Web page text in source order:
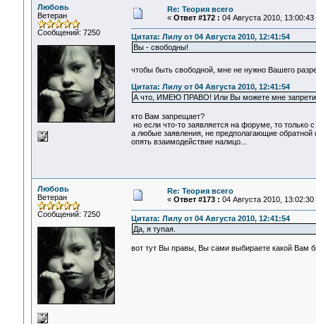
Любовь
Ветеран
Сообщений: 7250
Re: Теория всего
« Ответ #172 : 04 Августа 2010, 13:00:43
Цитата: Лилу от 04 Августа 2010, 12:41:54
Вы - свободны!
чтобы быть свободной, мне не нужно Вашего
Цитата: Лилу от 04 Августа 2010, 12:41:54
А что, ИМЕЮ ПРАВО! Или Вы можете мне
кто Вам запрещает?
но если что-то заявляется на форуме, то
а любые заявления, не предполагающие обратной
опять взаимодействие налицо...
Любовь
Ветеран
Сообщений: 7250
Re: Теория всего
« Ответ #173 : 04 Августа 2010, 13:02:30
Цитата: Лилу от 04 Августа 2010, 12:41:54
Да, я тупая.
вот тут Вы правы, Вы сами выбираете какой Вам